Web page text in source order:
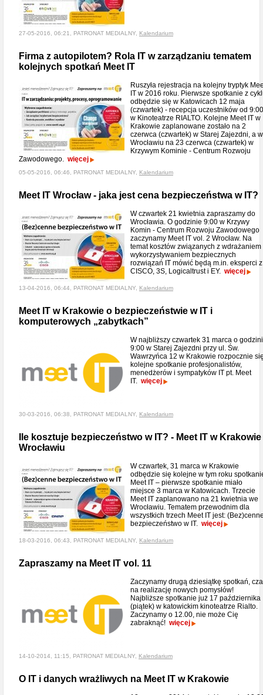
27-05-2016, 06:21, PATRONAT MEDIALNY, Kalendarium
Firma z autopilotem? Rola IT w zarządzaniu tematem
kolejnych spotkań Meet IT
Ruszyła rejestracja na kolejny tryptyk
IT w 2016 roku. Pierwsze spotkanie z
odbędzie się w Katowicach 12 maja
(czwartek) - recepcja uczestników od 9:00
w Kinoteatrze RIALTO. Kolejne Meet IT w
Krakowie zaplanowane zostało na 2
czerwca (czwartek) w Starej Zajezdni, a
Wrocławiu na 23 czerwca (czwartek) w
Krzywym Kominie - Centrum Rozwoju
Zawodowego. więcej
05-05-2016, 06:46, PATRONAT MEDIALNY, Kalendarium
Meet IT Wrocław - jaka jest cena bezpieczeństwa w IT?
W czwartek 21 kwietnia zapraszamy do
Wrocławia. O godzinie 9:00 w Krzywy
Komin - Centrum Rozwoju Zawodowego
zaczynamy Meet IT vol. 2 Wrocław. Na
temat kosztów związanych z wdrażaniem
wykorzystywaniem bezpiecznych
rozwiązań IT mówić będą m.in. eksperci z
CISCO, 3S, Logicaltrust i EY. więcej
13-04-2016, 06:44, PATRONAT MEDIALNY, Kalendarium
Meet IT w Krakowie o bezpieczeństwie w IT i
komputerowych „zabytkach”
W najbliższy czwartek 31 marca o
9:00 w Starej Zajezdni przy ul. Św.
Wawrzyńca 12 w Krakowie rozpocznie
kolejne spotkanie profesjonalistów,
menedżerów i sympatyków IT pt. Meet
IT. więcej
30-03-2016, 06:38, PATRONAT MEDIALNY, Kalendarium
Ile kosztuje bezpieczeństwo w IT? - Meet IT w Krakowie
Wrocławiu
W czwartek, 31 marca w Krakowie
odbędzie się kolejne w tym roku
Meet IT – pierwsze spotkanie miało
miejsce 3 marca w Katowicach. Trzecie
Meet IT zaplanowano na 21 kwietnia we
Wrocławiu. Tematem przewodnim dla
wszystkich trzech Meet IT jest:
bezpieczeństwo w IT. więcej
18-03-2016, 06:43, PATRONAT MEDIALNY, Kalendarium
Zapraszamy na Meet IT vol. 11
Zaczynamy drugą dziesiątkę spotkań,
na realizację nowych pomysłów!
Najbliższe spotkanie już 17 października
(piątek) w katowickim kinoteatrze Rialto.
Zaczynamy o 12.00, nie może Cię
zabraknąć! więcej
14-10-2014, 11:15, PATRONAT MEDIALNY, Kalendarium
O IT i danych wrażliwych na Meet IT w Krakowie